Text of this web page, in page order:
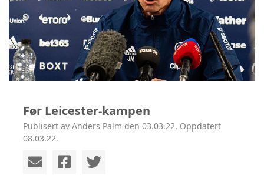
Før Leicester-kampen
Publisert av Anders Palm den 03.03.22. Oppdatert
08.03.22.